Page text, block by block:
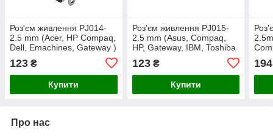
Роз'єм живлення PJ014-
2.5 mm (Acer, HP Compaq,
Dell, Emachines, Gateway )
123 ₴
Купити
Роз'єм живлення PJ015-
2.5 mm (Asus, Compaq,
HP, Gateway, IBM, Toshiba
123₴
Купити
194
Про нас